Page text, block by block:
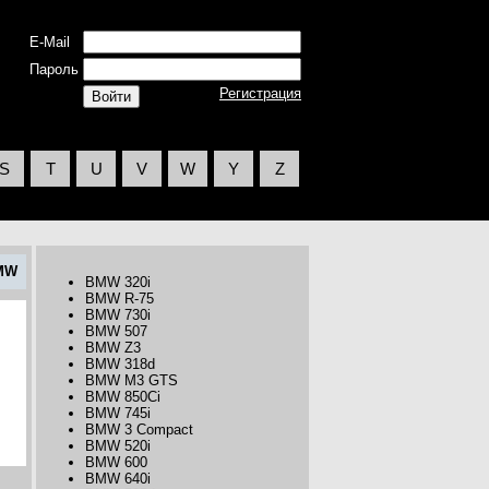
E-Mail
Пароль
Регистрация
S T U V W Y Z
BMW 320i
BMW R-75
BMW 730i
BMW 507
BMW Z3
BMW 318d
BMW M3 GTS
BMW 850Ci
BMW 745i
BMW 3 Compact
BMW 520i
BMW 600
BMW 640i